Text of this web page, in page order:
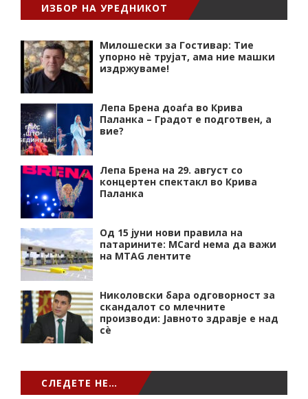
ИЗБОР НА УРЕДНИКОТ
Милошески за Гостивар: Тие
упорно нѐ трујат, ама ние машки
издржуваме!
Лепа Брена доаѓа во Крива
Паланка – Градот е подготвен, а
вие?
Лепа Брена на 29. август со
концертен спектакл во Крива
Паланка
Од 15 јуни нови правила на
патарините: MCard нема да важи
на MTAG лентите
Николовски бара одговорност за
скандалот со млечните
производи: Јавното здравје е над
сѐ
СЛЕДЕТЕ НЕ…